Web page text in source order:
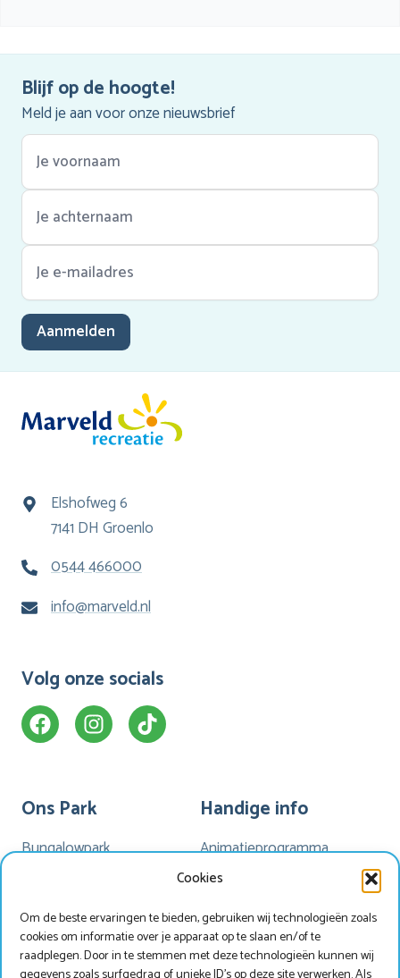
Cookies
Om de beste ervaringen te bieden, gebruiken wij technologieën zoals
cookies om informatie over je apparaat op te slaan en/of te
raadplegen. Door in te stemmen met deze technologieën kunnen wij
Blijf op de hoogte!
Meld je aan voor onze nieuwsbrief
Aanmelden
Elshofweg 6
7141 DH Groenlo
0544 466000
info@marveld.nl
Volg onze socials
Ons Park
Bungalowpark
Faciliteiten
Plattegrond
Handige info
Animatieprogramma
Mijn Marveld
Nieuwsbrieven
Nieuws